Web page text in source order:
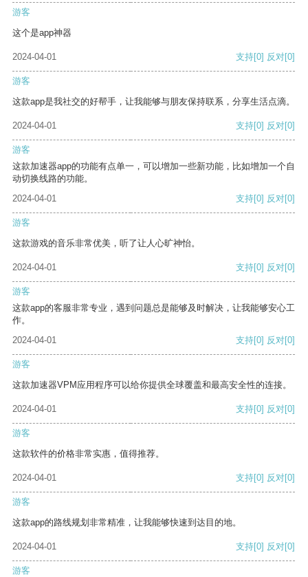
游客
这个是app神器
2024-04-01 支持[0] 反对[0]
游客
这款app是我社交的好帮手，让我能够与朋友保持联系，分享生活点滴。
2024-04-01 支持[0] 反对[0]
游客
这款加速器app的功能有点单一，可以增加一些新功能，比如增加一个自
动切换线路的功能。
2024-04-01
支持[0] 反对[0]
游客
这款游戏的音乐非常优美，听了让人心旷神怡。
2024-04-01 支持[0] 反对[0]
游客
这款app的客服非常专业，遇到问题总是能够及时解决，让我能够安心工
作。
2024-04-01
支持[0] 反对[0]
游客
这款加速器VPM应用程序可以给你提供全球覆盖和最高安全性的连接。
2024-04-01 支持[0] 反对[0]
游客
这款软件的价格非常实惠，值得推荐。
2024-04-01 支持[0] 反对[0]
游客
这款app的路线规划非常精准，让我能够快速到达目的地。
2024-04-01 支持[0] 反对[0]
游客